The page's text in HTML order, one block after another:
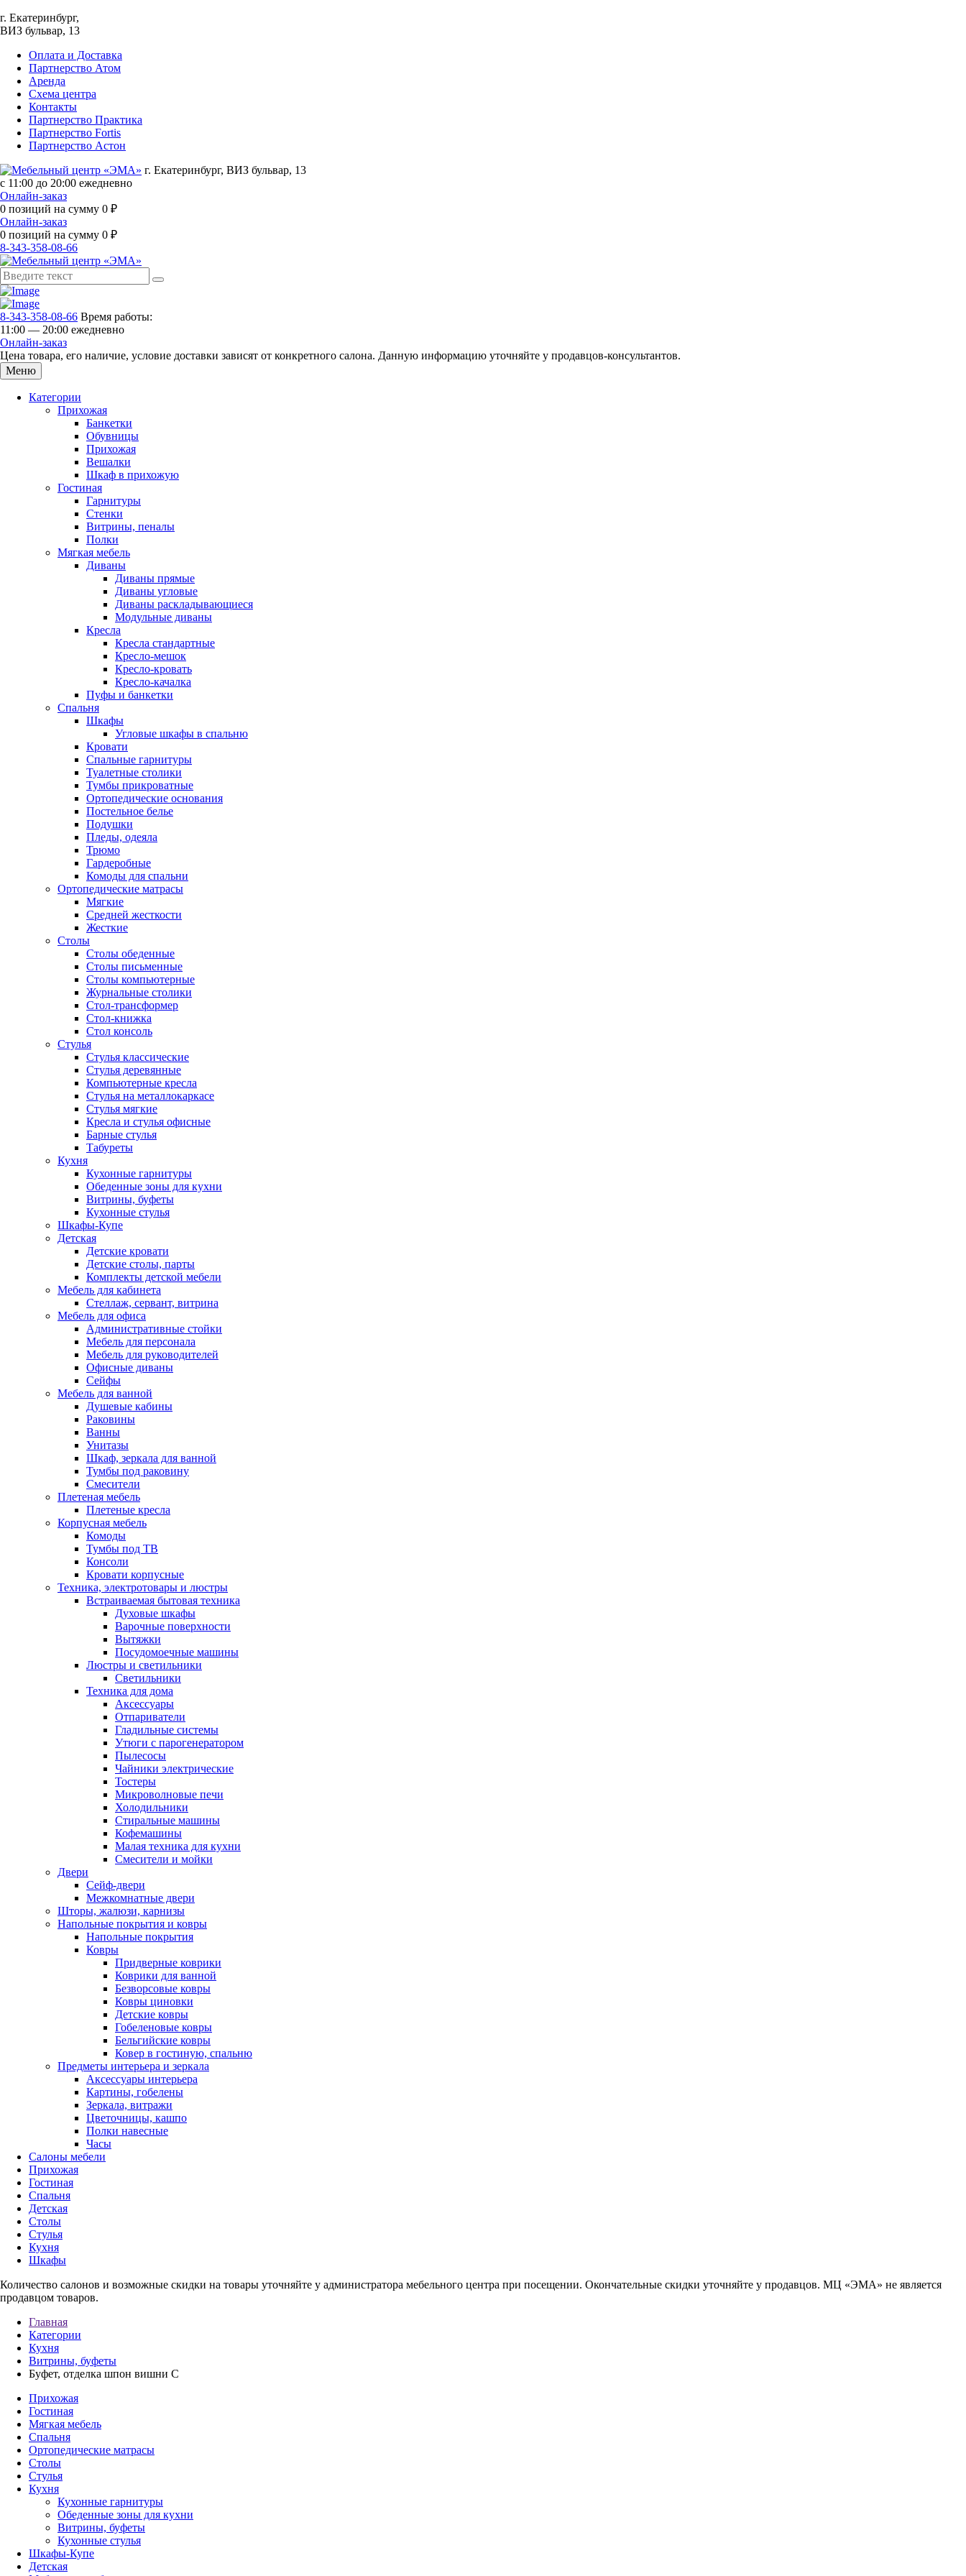
г. Екатеринбург,
ВИЗ бульвар, 13
Оплата и Доставка
Партнерство Атом
Аренда
Схема центра
Контакты
Партнерство Практика
Партнерство Fortis
Партнерство Астон
г. Екатеринбург, ВИЗ бульвар, 13
с 11:00 до 20:00 ежедневно
Онлайн-заказ
0 позиций на сумму 0 ₽
Онлайн-заказ
0 позиций на сумму 0 ₽
8-343-358-08-66
8-343-358-08-66 Время работы:
11:00 — 20:00 ежедневно
Онлайн-заказ
Цена товара, его наличие, условие доставки зависят от конкретного салона. Данную информацию уточняйте у продавцов-консультантов.
Меню
Категории
Прихожая
Банкетки
Обувницы
Прихожая
Вешалки
Шкаф в прихожую
Гостиная
Гарнитуры
Стенки
Витрины, пеналы
Полки
Мягкая мебель
Диваны
Диваны прямые
Диваны угловые
Диваны раскладывающиеся
Модульные диваны
Кресла
Кресла стандартные
Кресло-мешок
Кресло-кровать
Кресло-качалка
Пуфы и банкетки
Спальня
Шкафы
Угловые шкафы в спальню
Кровати
Спальные гарнитуры
Туалетные столики
Тумбы прикроватные
Ортопедические основания
Постельное белье
Подушки
Пледы, одеяла
Трюмо
Гардеробные
Комоды для спальни
Ортопедические матрасы
Мягкие
Средней жесткости
Жесткие
Столы
Столы обеденные
Столы письменные
Столы компьютерные
Журнальные столики
Стол-трансформер
Стол-книжка
Стол консоль
Стулья
Стулья классические
Стулья деревянные
Компьютерные кресла
Стулья на металлокаркасе
Стулья мягкие
Кресла и стулья офисные
Барные стулья
Табуреты
Кухня
Кухонные гарнитуры
Обеденные зоны для кухни
Витрины, буфеты
Кухонные стулья
Шкафы-Купе
Детская
Детские кровати
Детские столы, парты
Комплекты детской мебели
Мебель для кабинета
Стеллаж, сервант, витрина
Мебель для офиса
Административные стойки
Мебель для персонала
Мебель для руководителей
Офисные диваны
Сейфы
Мебель для ванной
Душевые кабины
Раковины
Ванны
Унитазы
Шкаф, зеркала для ванной
Тумбы под раковину
Смесители
Плетеная мебель
Плетеные кресла
Корпусная мебель
Комоды
Тумбы под ТВ
Консоли
Кровати корпусные
Техника, электротовары и люстры
Встраиваемая бытовая техника
Духовые шкафы
Варочные поверхности
Вытяжки
Посудомоечные машины
Люстры и светильники
Светильники
Техника для дома
Аксессуары
Отпариватели
Гладильные системы
Утюги с парогенератором
Пылесосы
Чайники электрические
Тостеры
Микроволновые печи
Холодильники
Стиральные машины
Кофемашины
Малая техника для кухни
Смесители и мойки
Двери
Сейф-двери
Межкомнатные двери
Шторы, жалюзи, карнизы
Напольные покрытия и ковры
Напольные покрытия
Ковры
Придверные коврики
Коврики для ванной
Безворсовые ковры
Ковры циновки
Детские ковры
Гобеленовые ковры
Бельгийские ковры
Ковер в гостиную, спальню
Предметы интерьера и зеркала
Аксессуары интерьера
Картины, гобелены
Зеркала, витражи
Цветочницы, кашпо
Полки навесные
Часы
Салоны мебели
Прихожая
Гостиная
Спальня
Детская
Столы
Стулья
Кухня
Шкафы
Количество салонов и возможные скидки на товары уточняйте у администратора мебельного центра при посещении. Окончательные скидки уточняйте у продавцов. МЦ «ЭМА» не является
продавцом товаров.
Главная
Категории
Кухня
Витрины, буфеты
Буфет, отделка шпон вишни С
Прихожая
Гостиная
Мягкая мебель
Спальня
Ортопедические матрасы
Столы
Стулья
Кухня
Кухонные гарнитуры
Обеденные зоны для кухни
Витрины, буфеты
Кухонные стулья
Шкафы-Купе
Детская